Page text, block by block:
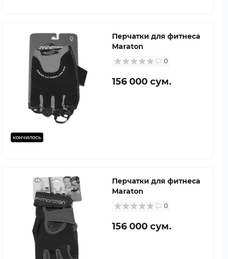
кончилось
Перчатки для фитнеса
Maraton
0
156 000 сум.
Перчатки для фитнеса
Maraton
0
156 000 сум.